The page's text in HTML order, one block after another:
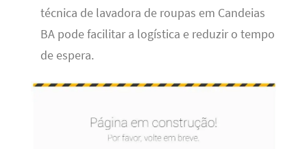
técnica de lavadora de roupas em Candeias
BA pode facilitar a logística e reduzir o tempo
de espera.